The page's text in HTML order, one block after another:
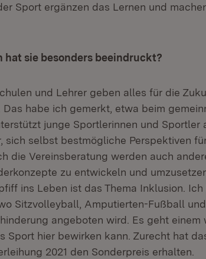
Sport ergänzen das Lernen und
hat sie besonders beeindruckt?
und Lehrer geben alles für die
Das habe ich gemerkt, etwa beim
junge Sportlerinnen und Sportler
sich selbst bestmögliche Perspektiven
die Vereinsberatung werden auch
zu entwickeln und
ins Leben ist das Thema Inklusion.
Sitzvolleyball, Amputierten-Fußball
angeboten wird. Es geht einem
Sport hier bewirken kann. Zurecht hat
2021 den Sonderpreis erhalten.